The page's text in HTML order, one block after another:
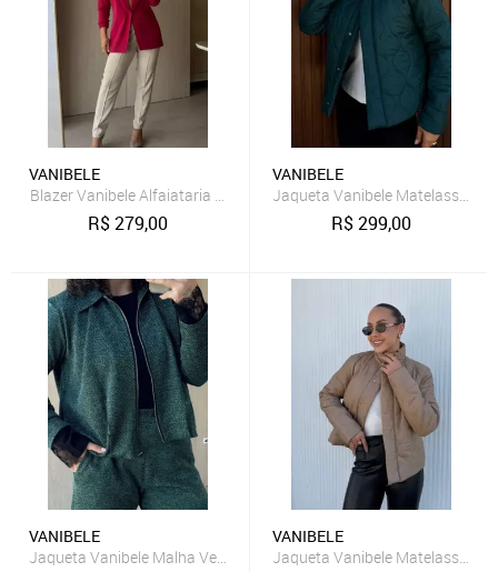
VANIBELE
Blazer Vanibele Alfaiataria Cereja
R$279,00
VANIBELE
Jaqueta Vanibele Matelasse
R$299,00
VANIBELE
Jaqueta Vanibele Malha Verde
VANIBELE
Jaqueta Vanibele Matelasse